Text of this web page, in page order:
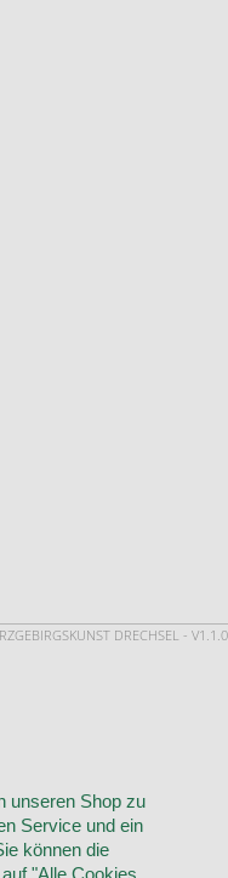
DRECHSEL - V1.1.0
unseren Shop zu
Service und ein
können die
"Alle Cookies